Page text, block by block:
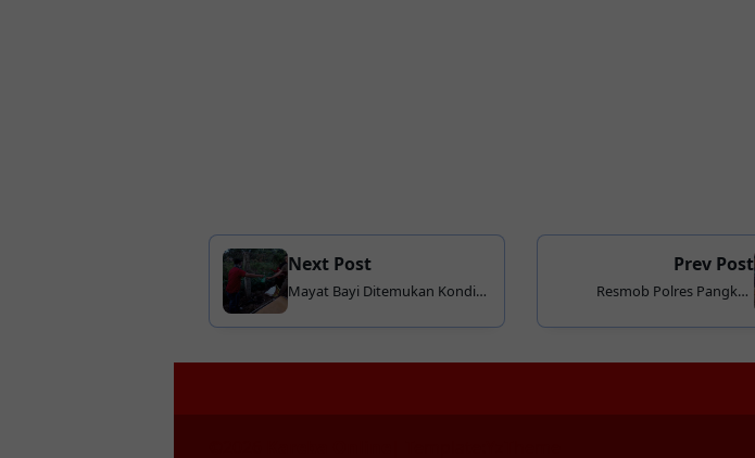
Next Post
Mayat Bayi Ditemukan Kondisi
Prev Post
Resmob Polres Pangkep
Baterai Tower